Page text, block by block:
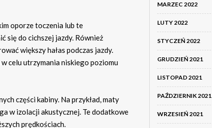
oporze toczenia lub te
się do cichszej jazdy. Również
większy hałas podczas jazdy.
celu utrzymania niskiego poziomu
części kabiny. Na przykład, maty
w izolacji akustycznej. Te dodatkowe
prędkościach.
MARZEC 2022
LUTY 2022
STYCZEŃ 2022
GRUDZIEŃ 2021
LISTOPAD 2021
PAŹDZIERNIK 2021
WRZESIEŃ 2021